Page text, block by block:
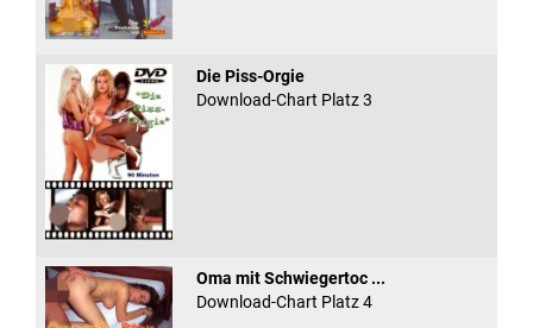
Die Piss-Orgie
Download-Chart Platz 3
Oma mit Schwiegertoc ...
Download-Chart Platz 4